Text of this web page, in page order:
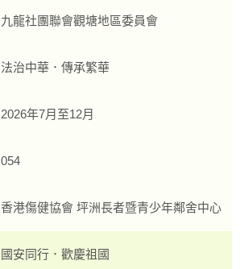
九龍社團聯會觀塘地區委員會
法治中華．傳承繁華
2026年7月至12月
054
香港傷健協會 坪洲長者暨青少年鄰舍中心
國安同行．歡慶祖國